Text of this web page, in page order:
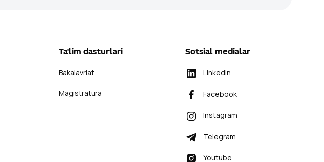
Ta'lim dasturlari
Bakalavriat
Magistratura
Sotsial medialar
LinkedIn
Facebook
Instagram
Telegram
Youtube